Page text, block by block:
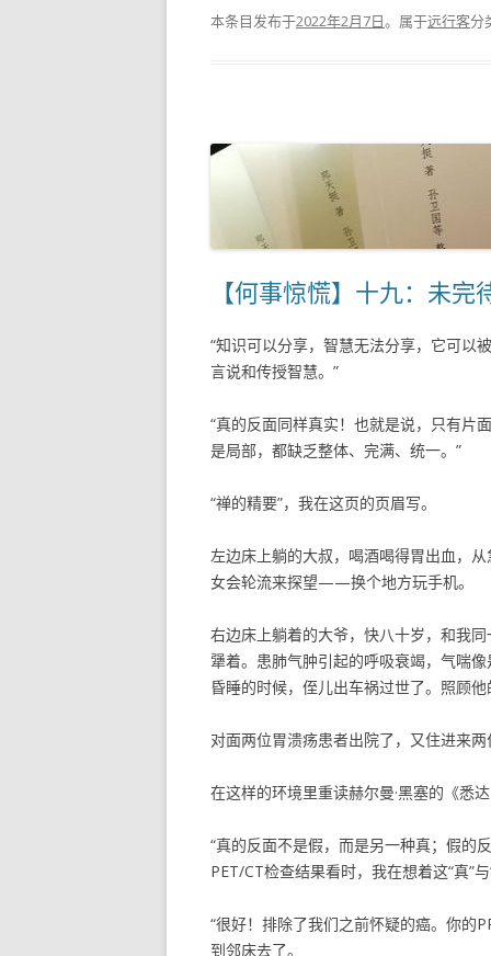
本条目发布于2022年2月7日。属于远行客分
【何事惊慌】十九：未完
“知识可以分享，智慧无法分享，它可以
言说和传授智慧。”
“真的反面同样真实！也就是说，只有片
是局部，都缺乏整体、完满、统一。”
“禅的精要”，我在这页的页眉写。
左边床上躺的大叔，喝酒喝得胃出血，
女会轮流来探望——换个地方玩手机。
右边床上躺着的大爷，快八十岁，和我
犟着。患肺气肿引起的呼吸衰竭，气喘
昏睡的时候，侄儿出车祸过世了。照顾
对面两位胃溃疡患者出院了，又住进来
在这样的环境里重读赫尔曼·黑塞的《悉
“真的反面不是假，而是另一种真；假的
PET/CT检查结果看时，我在想着这“真”
“很好！排除了我们之前怀疑的癌。你的
到邻床去了。